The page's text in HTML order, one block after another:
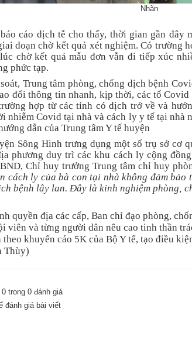
Nhãn
cáo dịch tễ cho thấy, thời gian gần đây
đoạn chờ kết quả xét nghiệm. Có trường
chờ kết quả mẫu đơn vẫn đi tiếp xúc
phức tạp.
Trung tâm phòng, chống dịch bệnh
đổi thông tin nhanh, kịp thời, các tổ
hợp từ các tỉnh có dịch trở về và
nhiễm Covid tại nhà và cách ly y tế tại
dẫn của Trung tâm Y tế huyện
Sông Hinh trưng dụng một số trụ sở cơ
phương duy trì các khu cách ly cộng
Chỉ huy trưởng Trung tâm chỉ huy
cách ly của bà con tại nhà không đảm
bệnh lây lan. Đây là kinh nghiệm phòng,
quyền địa các cấp, Ban chỉ đạo phòng,
viên và từng người dân nêu cao tinh thần
theo khuyến cáo 5K của Bộ Y tế, tạo điều
Thùy)
0 trong 0 đánh giá
đánh giá bài viết